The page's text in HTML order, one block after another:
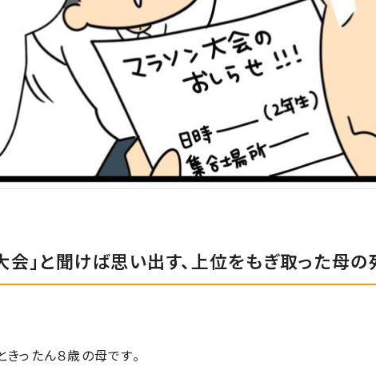
会」と聞けば思い出す、上位をもぎ取った母の
ったん８歳の母です。